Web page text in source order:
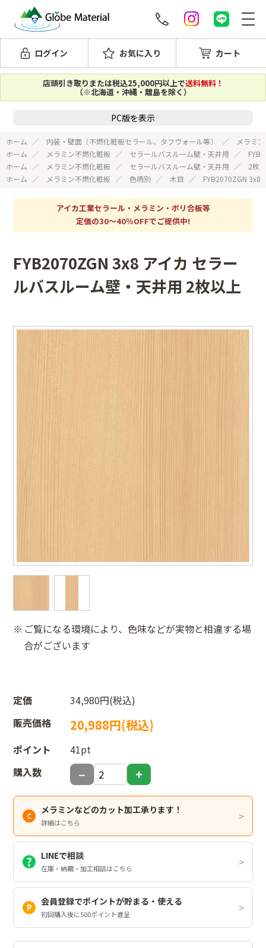
ログイン お気に入り カート
店頭引き取りまたは税込25,000円以上で送料無料！
（※北海道・沖縄・離島を除く）
PC版を表示
ホーム 内装・壁面〔不燃化粧板セラール、タフウォール等〕
メラミ
ホーム
メラミン不燃化粧板 セラールバスルーム壁・天井用
ホーム
メラミン不燃化粧板 セラールバスルーム壁・天井用
2枚
ホーム
メラミン不燃化粧板 色柄別 木目 FYB2070ZGN 3x8
アイカ工業セラール・メラミン・ポリ合板等
定価の30～40％OFFでご提供中!
FYB2070ZGN 3x8 アイカ セラー
ルバスルーム壁・天井用 2枚以上
ご覧になる環境により、色味などが実物と相違する場
合がございます
定価
34,980円(税込)
販売価格
20,988円(税込)
ポイント
41pt
購入数
メラミンなどのカット加工承ります！
詳細はこちら
LINEで相談
在庫・納期・加工相談はこちら
会員登録でポイントが貯まる・使える
初回購入後に500ポイント進呈